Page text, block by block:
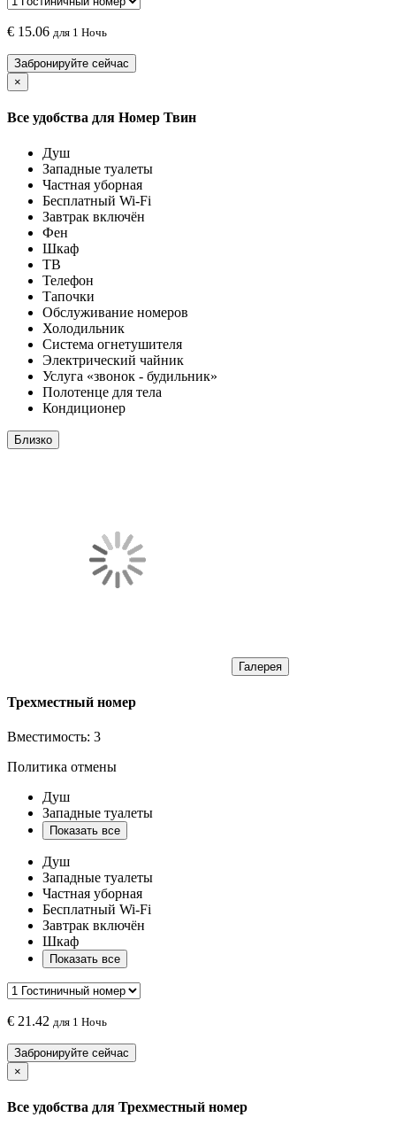
€ 15.06 для 1 Ночь
Забронируйте сейчас
×
Все удобства для Номер Твин
Душ
Западные туалеты
Частная уборная
Бесплатный Wi-Fi
Завтрак включён
Фен
Шкаф
ТВ
Телефон
Тапочки
Обслуживание номеров
Холодильник
Система огнетушителя
Электрический чайник
Услуга «звонок - будильник»
Полотенце для тела
Кондиционер
Близко
Галерея
Трехместный номер
Вместимость: 3
Политика отмены
Душ
Западные туалеты
Показать все
Душ
Западные туалеты
Частная уборная
Бесплатный Wi-Fi
Завтрак включён
Шкаф
Показать все
€ 21.42 для 1 Ночь
Забронируйте сейчас
×
Все удобства для Трехместный номер